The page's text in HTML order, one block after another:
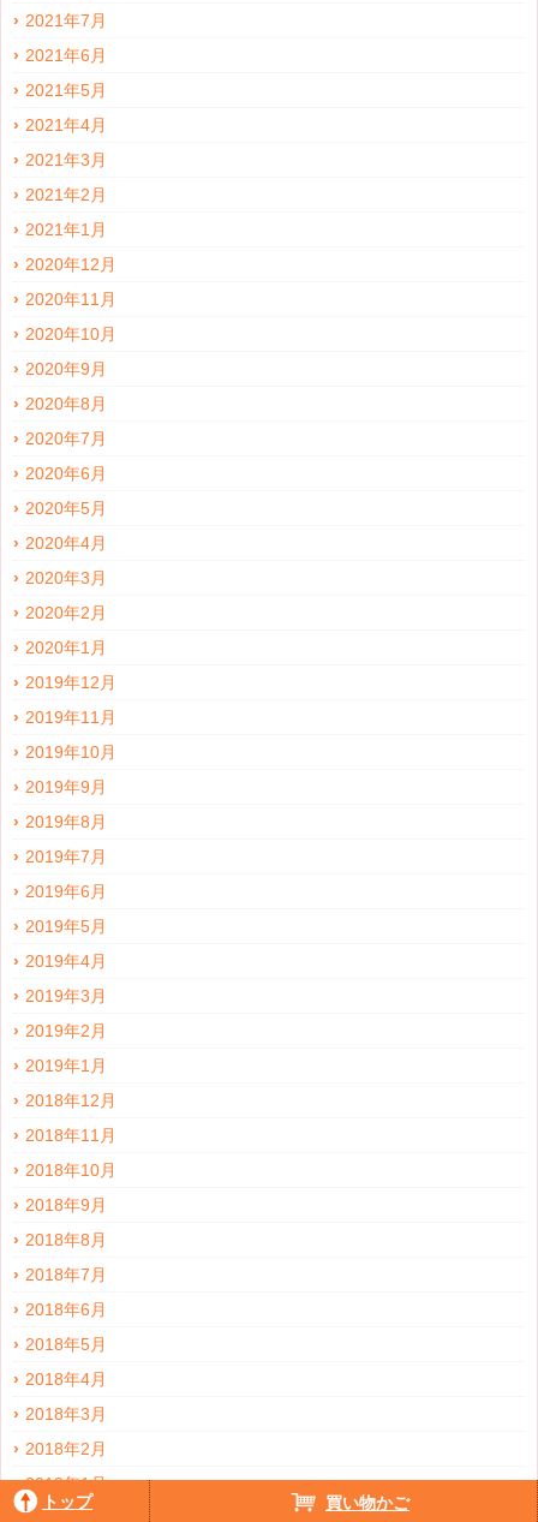
2021年7月
2021年6月
2021年5月
2021年4月
2021年3月
2021年2月
2021年1月
2020年12月
2020年11月
2020年10月
2020年9月
2020年8月
2020年7月
2020年6月
2020年5月
2020年4月
2020年3月
2020年2月
2020年1月
2019年12月
2019年11月
2019年10月
2019年9月
2019年8月
2019年7月
2019年6月
2019年5月
2019年4月
2019年3月
2019年2月
2019年1月
2018年12月
2018年11月
2018年10月
2018年9月
2018年8月
2018年7月
2018年6月
2018年5月
2018年4月
2018年3月
2018年2月
2018年1月
トップ 買い物かご